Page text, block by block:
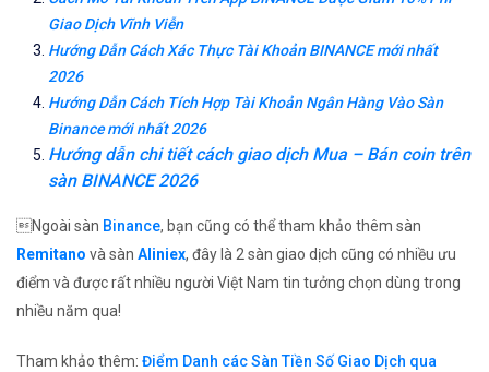
Giao Dịch Vĩnh Viễn
Hướng Dẫn Cách Xác Thực Tài Khoản BINANCE mới nhất
2026
Hướng Dẫn Cách Tích Hợp Tài Khoản Ngân Hàng Vào Sàn
Binance mới nhất 2026
Hướng dẫn chi tiết cách giao dịch Mua – Bán coin trên
sàn BINANCE 2026
Ngoài sàn Binance, bạn cũng có thể tham khảo thêm sàn
Remitano và sàn Aliniex, đây là 2 sàn giao dịch cũng có nhiều ưu
điểm và được rất nhiều người Việt Nam tin tưởng chọn dùng trong
nhiều năm qua!
Tham khảo thêm: Điểm Danh các Sàn Tiền Số Giao Dịch qua